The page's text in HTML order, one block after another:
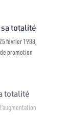
totalité
février 1988,
promotion
totalité